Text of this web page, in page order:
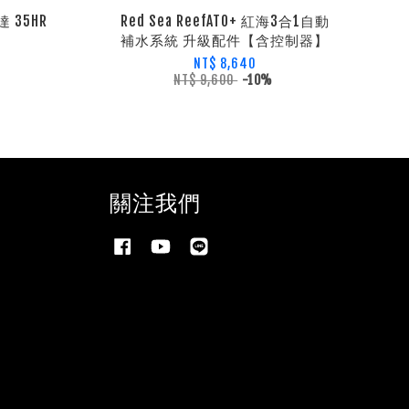
35HR
Red Sea ReefATO+ 紅海3合1自動
補水系統 升級配件【含控制器】
NT$ 8,640
NT$ 9,600 -10%
關注我們
Facebook YouTube